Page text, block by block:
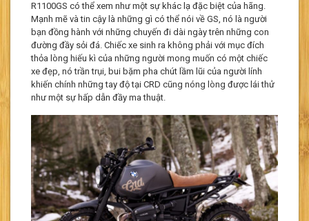
R1100GS có thể xem như một sự khác lạ đặc biệt của hãng.
Mạnh mẽ và tin cậy là những gì có thể nói về GS, nó là người
bạn đồng hành với những chuyến đi dài ngày trên những con
đường đầy sỏi đá. Chiếc xe sinh ra không phải với mục đích
thỏa lòng hiếu kì của những người mong muốn có một chiếc
xe đẹp, nó trần trụi, bui bặm pha chút lầm lũi của người lính
khiến chính những tay độ tại CRD cũng nóng lòng được lái thử
như một sự hấp dẫn đầy ma thuật.